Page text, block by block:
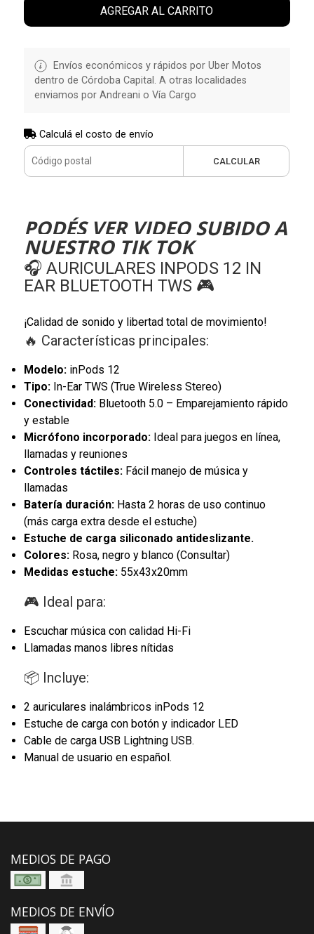
AGREGAR AL CARRITO
Envíos económicos y rápidos por Uber Motos
dentro de Córdoba Capital. A otras localidades
enviamos por Andreani o Vía Cargo
Calculá el costo de envío
CALCULAR
PODÉS VER VIDEO SUBIDO A
NUESTRO TIK TOK
🎧 AURICULARES INPODS 12 IN
EAR BLUETOOTH TWS 🎮
¡Calidad de sonido y libertad total de movimiento!
🔥 Características principales:
Modelo:inPods 12
Tipo:In-Ear TWS (True Wireless Stereo)
Conectividad:Bluetooth 5.0 – Emparejamiento rápido
y estable
Micrófono incorporado:Ideal para juegos en línea,
llamadas y reuniones
Controles táctiles:Fácil manejo de música y
llamadas
Batería duración:Hasta 2 horas de uso continuo
(más carga extra desde el estuche)
Estuche de carga siliconado antideslizante.
Colores:Rosa, negro y blanco (Consultar)
Medidas estuche:55x43x20mm
🎮 Ideal para:
Escuchar música con calidad Hi-Fi
Llamadas manos libres nítidas
📦 Incluye:
2 auriculares inalámbricos inPods 12
Estuche de carga con botón y indicador LED
Cable de carga USB Lightning USB.
Manual de usuario en español.
MEDIOS DE PAGO
MEDIOS DE ENVÍO